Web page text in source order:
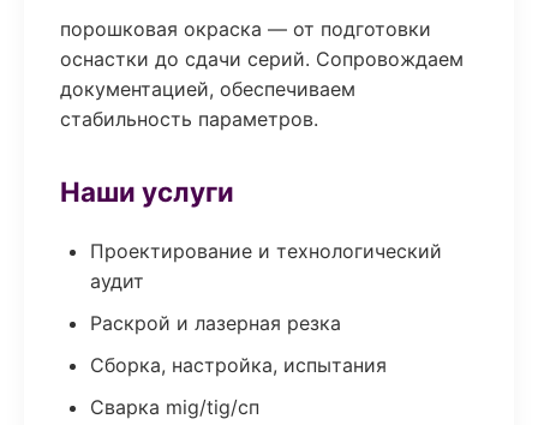
порошковая окраска — от подготовки
оснастки до сдачи серий. Сопровождаем
документацией, обеспечиваем
стабильность параметров.
Наши услуги
Проектирование и технологический
аудит
Раскрой и лазерная резка
Сборка, настройка, испытания
Сварка mig/tig/сп